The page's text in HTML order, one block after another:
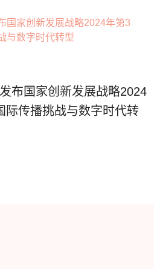
布国家创新发展战略2024
际传播挑战与数字时代转